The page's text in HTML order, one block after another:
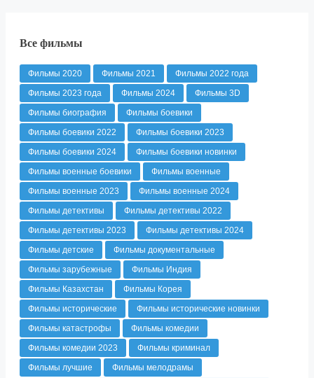
Все фильмы
Фильмы 2020 Фильмы 2021
Фильмы 2022 года
Фильмы 2023 года
Фильмы 2024
Фильмы 3D
Фильмы биография
Фильмы боевики
Фильмы боевики 2022
Фильмы боевики 2023
Фильмы боевики 2024
Фильмы боевики новинки
Фильмы военные боевики
Фильмы военные
Фильмы военные 2023
Фильмы военные 2024
Фильмы детективы
Фильмы детективы 2022
Фильмы детективы 2023
Фильмы детективы 2024
Фильмы детские
Фильмы документальные
Фильмы зарубежные
Фильмы Индия
Фильмы Казахстан
Фильмы Корея
Фильмы исторические
Фильмы исторические новинки
Фильмы катастрофы
Фильмы комедии
Фильмы комедии 2023
Фильмы криминал
Фильмы лучшие
Фильмы мелодрамы